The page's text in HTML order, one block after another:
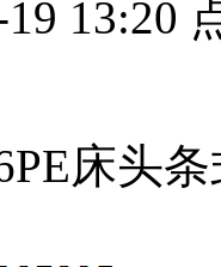
13:20
床头